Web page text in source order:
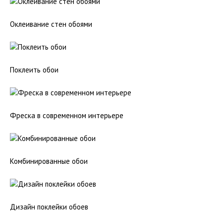
Оклеивание стен обоями
Поклеить обои
Фреска в современном интерьере
Комбинированные обои
Дизайн поклейки обоев